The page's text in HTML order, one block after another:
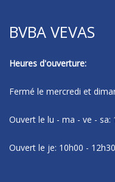
BVBA VEVAS
Heures d'ouverture:
Fermé le mercredi et
Ouvert le lu - ma - ve - sa:
Ouvert le je: 10h00 -